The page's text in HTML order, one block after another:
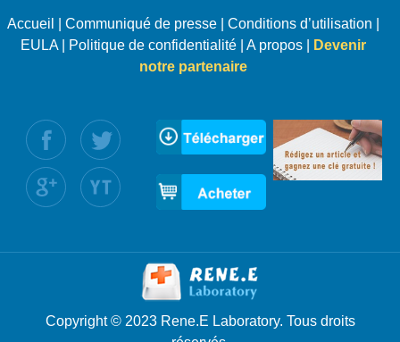
Accueil Communiqué de presse| Conditions d’utilisation
EULA| Politique de confidentialité| A propos|
Devenir
notre partenaire
nous :
Copyright © 2023 Rene.E Laboratory. Tous droits